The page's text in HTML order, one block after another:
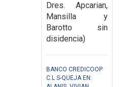
Dres. Apcarian,
Mansilla y
Barotto sin
disidencia)
BANCO CREDICOOP
C.L S-QUEJA EN: